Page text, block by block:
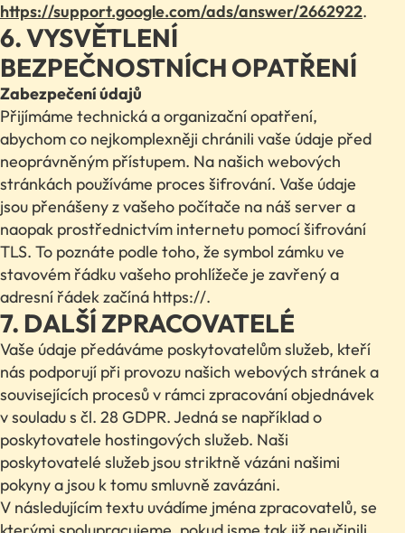
https://support.google.com/ads/answer/2662922.
6. VYSVĚTLENÍ
BEZPEČNOSTNÍCH OPATŘENÍ
Zabezpečení údajů
Přijímáme technická a organizační opatření,
abychom co nejkomplexněji chránili vaše údaje před
neoprávněným přístupem. Na našich webových
stránkách používáme proces šifrování. Vaše údaje
jsou přenášeny z vašeho počítače na náš server a
naopak prostřednictvím internetu pomocí šifrování
TLS. To poznáte podle toho, že symbol zámku ve
stavovém řádku vašeho prohlížeče je zavřený a
adresní řádek začíná https://.
7. DALŠÍ ZPRACOVATELÉ
Vaše údaje předáváme poskytovatelům služeb, kteří
nás podporují při provozu našich webových stránek a
souvisejících procesů v rámci zpracování objednávek
v souladu s čl. 28 GDPR. Jedná se například o
poskytovatele hostingových služeb. Naši
poskytovatelé služeb jsou striktně vázáni našimi
pokyny a jsou k tomu smluvně zavázáni.
V následujícím textu uvádíme jména zpracovatelů, se